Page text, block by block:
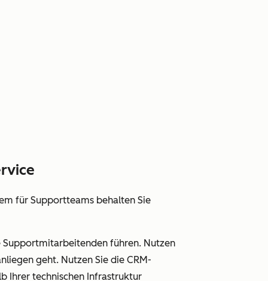
für Supportteams behalten Sie
Supportmitarbeitenden führen. Nutzen
geht. Nutzen Sie die CRM-
Ihrer technischen Infrastruktur